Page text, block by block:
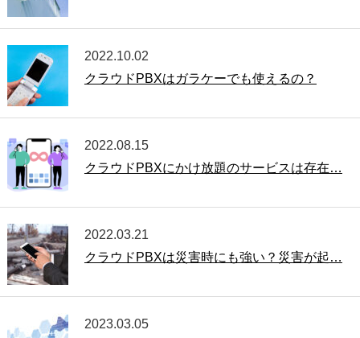
2022.10.02
クラウドPBXはガラケーでも使えるの？
2022.08.15
クラウドPBXにかけ放題のサービスは存在…
2022.03.21
クラウドPBXは災害時にも強い？災害が起…
2023.03.05